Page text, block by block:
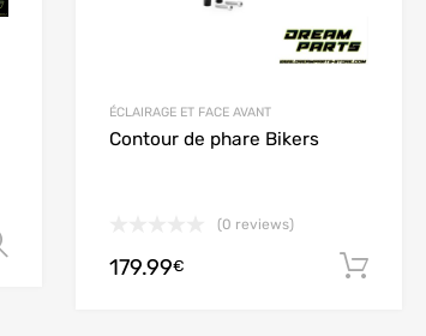
ÉCLAIRAGE ET FACE AVANT
Contour de phare Bikers
(0 reviews)
179.99€